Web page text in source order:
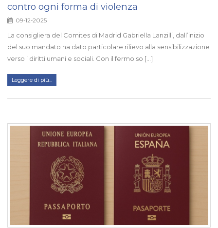
contro ogni forma di violenza
09-12-2025
La consigliera del Comites di Madrid Gabriella Lanzilli, dall’inizio
del suo mandato ha dato particolare rilievo alla sensibilizzazione
verso i diritti umani e sociali. Con il fermo so [...]
Leggere di più...